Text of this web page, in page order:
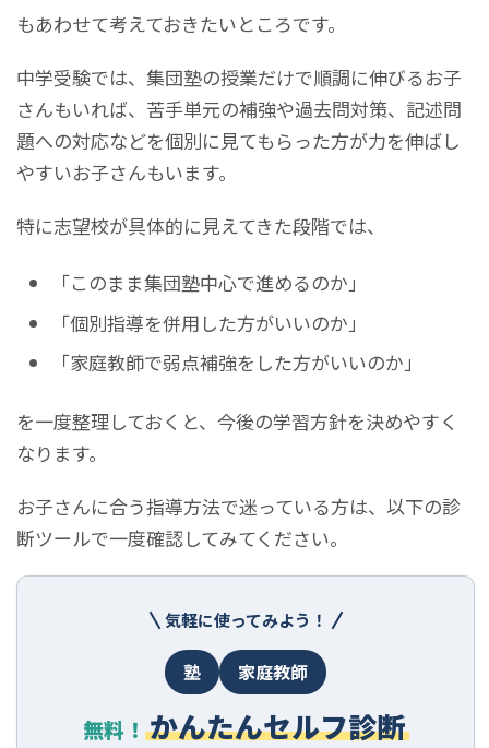
もあわせて考えておきたいところです。
中学受験では、集団塾の授業だけで順調に伸びるお子
さんもいれば、苦手単元の補強や過去問対策、記述問
題への対応などを個別に見てもらった方が力を伸ばし
やすいお子さんもいます。
特に志望校が具体的に見えてきた段階では、
「このまま集団塾中心で進めるのか」
「個別指導を併用した方がいいのか」
「家庭教師で弱点補強をした方がいいのか」
を一度整理しておくと、今後の学習方針を決めやすく
なります。
お子さんに合う指導方法で迷っている方は、以下の診
断ツールで一度確認してみてください。
気軽に使ってみよう！
塾 家庭教師
無料！ かんたんセルフ診断